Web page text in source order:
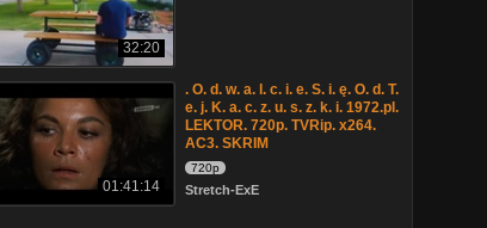
32:20
01:41:14
. O. d. w. a. l. c. i. e. S. i. ę. O. d. T.
e. j. K. a. c. z. u. s. z. k. i. 1972.pl.
LEKTOR. 720p. TVRip. x264.
AC3. SKRIM
720p
Stretch-ExE